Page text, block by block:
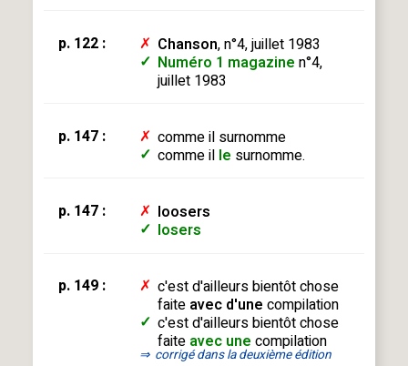
p. 122 : ✗ Chanson, n°4, juillet 1983
✓ Numéro 1 magazine n°4,
juillet 1983
p. 147 : ✗ comme il surnomme
✓ comme il le surnomme.
p. 147 : ✗ loosers
✓ losers
p. 149 : ✗ c'est d'ailleurs bientôt chose
faite avec d'une compilation
✓ c'est d'ailleurs bientôt chose
faite avec une compilation
⇒ corrigé dans la deuxième édition